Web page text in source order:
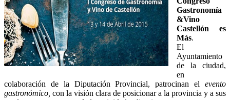
Gastronomía
&Vino
Castellón es
Más.
El
Ayuntamiento
de la ciudad,
en
colaboración de la Diputación Provincial, patrocinan el evento
gastronómico, con la visión clara de posicionar a la provincia y a sus